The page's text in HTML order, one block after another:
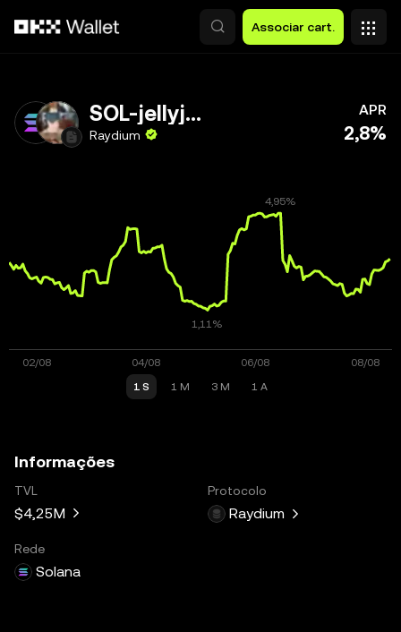
Associar cart.
SOL-jellyjelly
Raydium
APR
2,8%
1 S 1 M 3 M 1 A
Informações
TVL
$4,25M
Protocolo
Raydium
Rede
Solana